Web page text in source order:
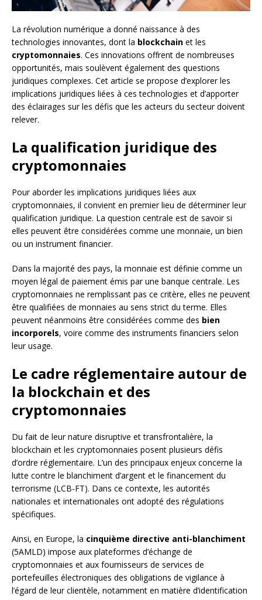
La révolution numérique a donné naissance à des
technologies innovantes, dont la blockchain et les
cryptomonnaies. Ces innovations offrent de nombreuses
opportunités, mais soulèvent également des questions
juridiques complexes. Cet article se propose d’explorer les
implications juridiques liées à ces technologies et d’apporter
des éclairages sur les défis que les acteurs du secteur doivent
relever.
La qualification juridique des
cryptomonnaies
Pour aborder les implications juridiques liées aux
cryptomonnaies, il convient en premier lieu de déterminer leur
qualification juridique. La question centrale est de savoir si
elles peuvent être considérées comme une monnaie, un bien
ou un instrument financier.
Dans la majorité des pays, la monnaie est définie comme un
moyen légal de paiement émis par une banque centrale. Les
cryptomonnaies ne remplissant pas ce critère, elles ne peuvent
être qualifiées de monnaies au sens strict du terme. Elles
peuvent néanmoins être considérées comme des bien
incorporels, voire comme des instruments financiers selon
leur usage.
Le cadre réglementaire autour de
la blockchain et des
cryptomonnaies
Du fait de leur nature disruptive et transfrontalière, la
blockchain et les cryptomonnaies posent plusieurs défis
d’ordre réglementaire. L’un des principaux enjeux concerne la
lutte contre le blanchiment d’argent et le financement du
terrorisme (LCB-FT). Dans ce contexte, les autorités
nationales et internationales ont adopté des régulations
spécifiques.
Ainsi, en Europe, la cinquième directive anti-blanchiment
(5AMLD) impose aux plateformes d’échange de
cryptomonnaies et aux fournisseurs de services de
portefeuilles électroniques des obligations de vigilance à
l’égard de leur clientèle, notamment en matière d’identification